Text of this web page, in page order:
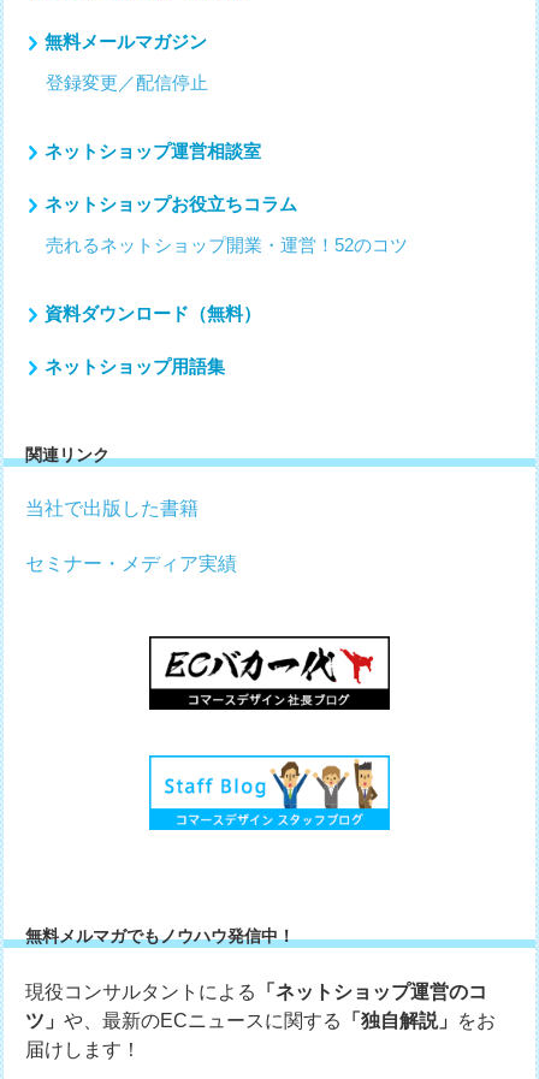
無料メールマガジン
登録変更／配信停止
ネットショップ運営相談室
ネットショップお役立ちコラム
売れるネットショップ開業・運営！52のコツ
資料ダウンロード（無料）
ネットショップ用語集
関連リンク
当社で出版した書籍
セミナー・メディア実績
無料メルマガでもノウハウ発信中！
現役コンサルタントによる
「ネットショップ運営のコ
ツ」や、最新のECニュースに関する 「独自解説」 をお
届けします！